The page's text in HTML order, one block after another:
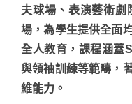
夫球場、表演藝術劇
場，為學生提供全面
全人教育，課程涵蓋
與領袖訓練等範疇，
維能力。